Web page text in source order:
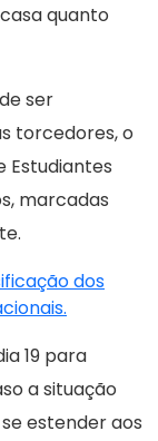
quanto
ser
torcedores, o
Estudiantes
marcadas
dos
19 para
a situação
estender aos